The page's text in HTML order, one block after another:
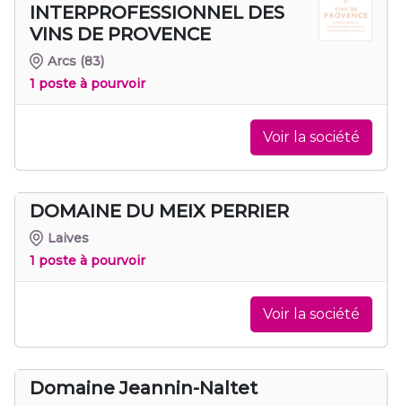
INTERPROFESSIONNEL DES
VINS DE PROVENCE
Arcs (83)
1 poste à pourvoir
Voir la société
DOMAINE DU MEIX PERRIER
Laives
1 poste à pourvoir
Voir la société
Domaine Jeannin-Naltet